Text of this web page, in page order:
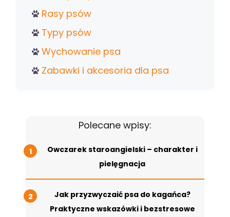
Rasy psów
Typy psów
Wychowanie psa
Zabawki i akcesoria dla psa
Polecane wpisy:
Owczarek staroangielski – charakter i
pielęgnacja
Jak przyzwyczaić psa do kagańca?
Praktyczne wskazówki i bezstresowe